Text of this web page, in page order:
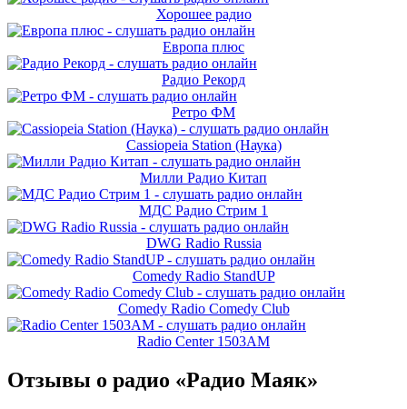
Хорошее радио
Европа плюс
Радио Рекорд
Ретро ФМ
Cassiopeia Station (Наука)
Милли Радио Китап
МДС Радио Стрим 1
DWG Radio Russia
Comedy Radio StandUP
Comedy Radio Comedy Club
Radio Center 1503AM
Отзывы о радио «Радио Маяк»